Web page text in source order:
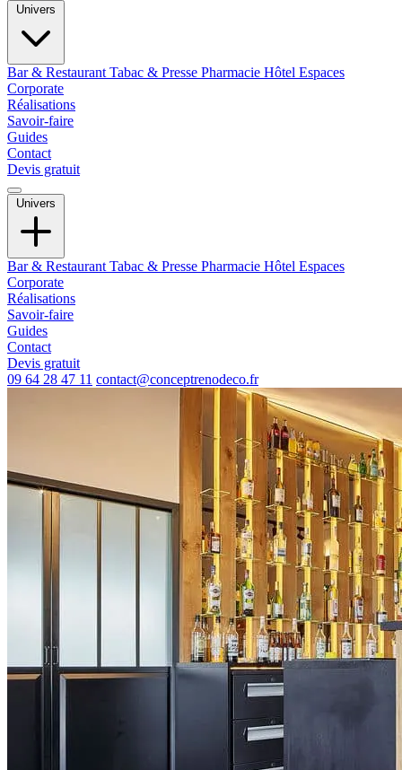
Bar & Restaurant Tabac & Presse Pharmacie Hôtel Espaces
Corporate
Réalisations
Savoir-faire
Guides
Contact
Devis gratuit
Univers
Bar & Restaurant Tabac & Presse Pharmacie Hôtel Espaces
Corporate
Réalisations
Savoir-faire
Guides
Contact
Devis gratuit
09 64 28 47 11 contact@conceptrenodeco.fr